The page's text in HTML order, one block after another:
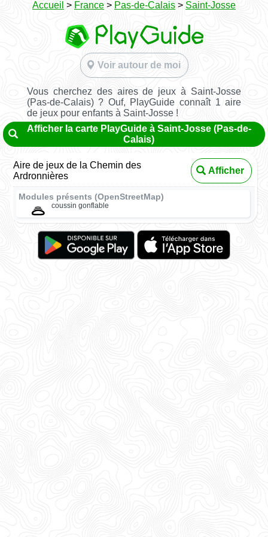
Accueil > France > Pas-de-Calais > Saint-Josse
Voir autour de moi
Vous cherchez des aires de jeux à Saint-Josse
(Pas-de-Calais) ? Ouf, PlayGuide connaît 1 aire
de jeux pour enfants à Saint-Josse !
Afficher la carte PlayGuide à Saint-Josse (Pas-de-
Calais)
Aire de jeux de la Chemin des
Ardronnières
Afficher
Modules présents (OpenStreetMap)
coussin gonflable